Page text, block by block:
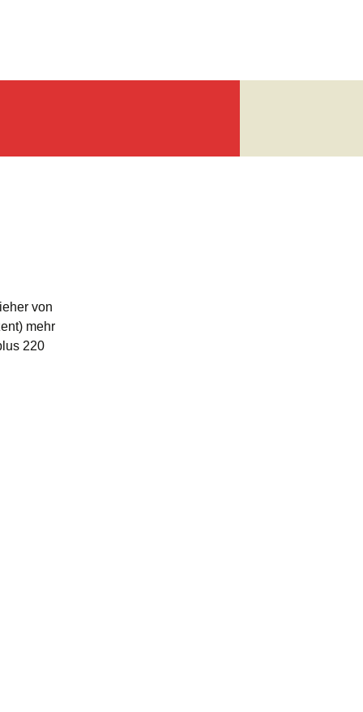
von
mehr
220